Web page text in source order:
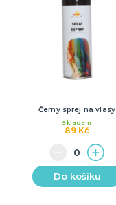
Černý sprej na vlasy
89 Kč
Skladem
Do košíku